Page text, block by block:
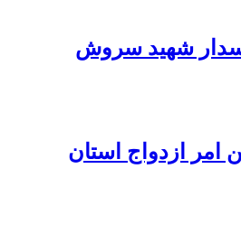
شهید سروش
امر ازدواج استان